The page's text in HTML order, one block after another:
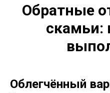
Обратные
скамьи:
Облегчённый